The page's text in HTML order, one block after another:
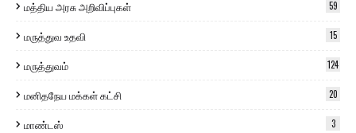
மத்திய அரசு அறிவிப்புகள் 59
மருத்துவ உதவி 15
மருத்துவம் 124
மனிதநேய மக்கள் கட்சி 20
மாண்டஸ் 3